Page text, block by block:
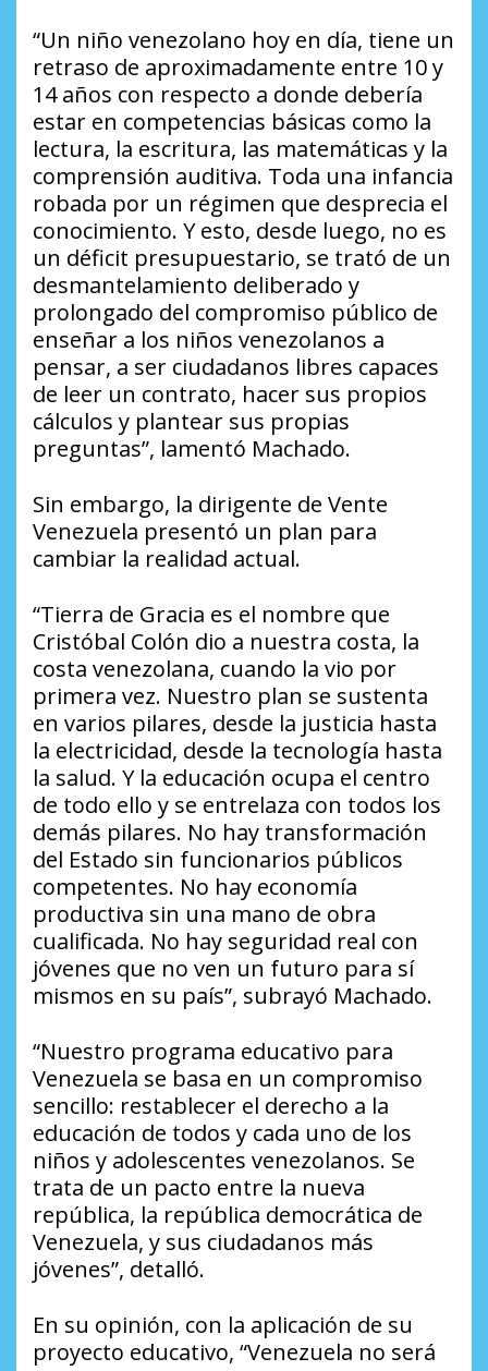
“Un niño venezolano hoy en día, tiene un
retraso de aproximadamente entre 10 y
14 años con respecto a donde debería
estar en competencias básicas como la
lectura, la escritura, las matemáticas y la
comprensión auditiva. Toda una infancia
robada por un régimen que desprecia el
conocimiento. Y esto, desde luego, no es
un déficit presupuestario, se trató de un
desmantelamiento deliberado y
prolongado del compromiso público de
enseñar a los niños venezolanos a
pensar, a ser ciudadanos libres capaces
de leer un contrato, hacer sus propios
cálculos y plantear sus propias
preguntas”, lamentó Machado.
Sin embargo, la dirigente de Vente
Venezuela presentó un plan para
cambiar la realidad actual.
“Tierra de Gracia es el nombre que
Cristóbal Colón dio a nuestra costa, la
costa venezolana, cuando la vio por
primera vez. Nuestro plan se sustenta
en varios pilares, desde la justicia hasta
la electricidad, desde la tecnología hasta
la salud. Y la educación ocupa el centro
de todo ello y se entrelaza con todos los
demás pilares. No hay transformación
del Estado sin funcionarios públicos
competentes. No hay economía
productiva sin una mano de obra
cualificada. No hay seguridad real con
jóvenes que no ven un futuro para sí
mismos en su país”, subrayó Machado.
“Nuestro programa educativo para
Venezuela se basa en un compromiso
sencillo: restablecer el derecho a la
educación de todos y cada uno de los
niños y adolescentes venezolanos. Se
trata de un pacto entre la nueva
república, la república democrática de
Venezuela, y sus ciudadanos más
jóvenes”, detalló.
En su opinión, con la aplicación de su
proyecto educativo, “Venezuela no será